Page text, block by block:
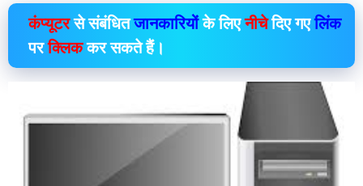
कंप्यूटरसे संबंधितजानकारियोंके लिएनीचेदिए गएलिंक
परक्लिककर सकते हैं।